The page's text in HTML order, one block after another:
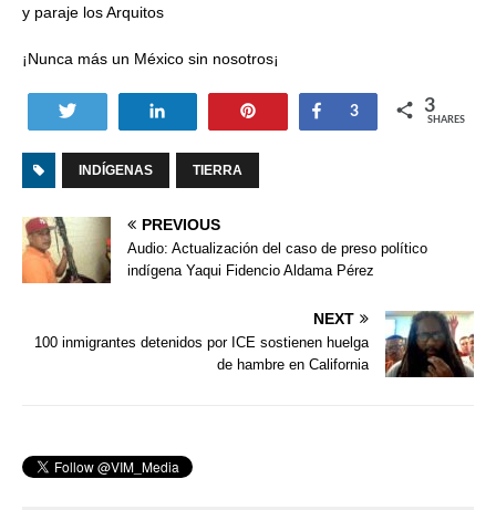
y paraje los Arquitos
¡Nunca más un México sin nosotros¡
Share
3 3
SHARES
INDÍGENAS TIERRA
PREVIOUS
Audio: Actualización del caso de preso político
indígena Yaqui Fidencio Aldama Pérez
NEXT
100 inmigrantes detenidos por ICE sostienen huelga
de hambre en California